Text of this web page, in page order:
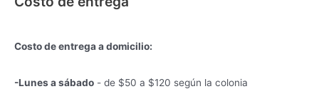
Costo de entrega a domicilio:
-Lunes a sábado - de $50 a $120 según la colonia